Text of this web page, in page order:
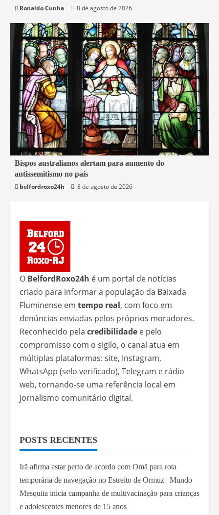
Ronaldo Cunha
8 de agosto de 2026
6 min read
Mundo
Bispos australianos alertam para aumento do
antissemitismo no país
belfordroxo24h
8 de agosto de 2026
O BelfordRoxo24h é um portal de notícias
criado para informar a população da Baixada
Fluminense em tempo real, com foco em
denúncias enviadas pelos próprios moradores.
Reconhecido pela credibilidade e pelo
compromisso com o sigilo, o canal atua em
múltiplas plataformas: site, Instagram,
WhatsApp (selo verificado), Telegram e rádio
web, tornando-se uma referência local em
jornalismo comunitário digital.
POSTS RECENTES
Irã afirma estar perto de acordo com Omã para rota
temporária de navegação no Estreito de Ormuz | Mundo
Mesquita inicia campanha de multivacinação para crianças
e adolescentes menores de 15 anos